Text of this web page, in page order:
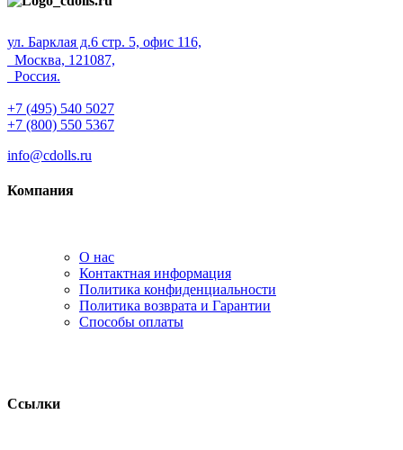
ул. Барклая д.6 стр. 5, офис 116,
Москва, 121087,
Россия.
+7 (495) 540 5027
+7 (800) 550 5367
info@cdolls.ru
Компания
О нас
Контактная информация
Политика конфиденциальности
Политика возврата и Гарантии
Способы оплаты
Ссылки